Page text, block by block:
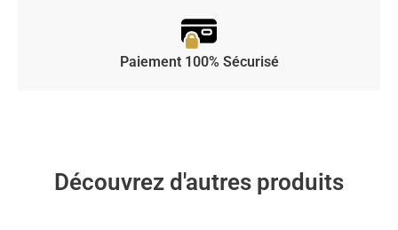
Paiement 100% Sécurisé
Découvrez d'autres produits